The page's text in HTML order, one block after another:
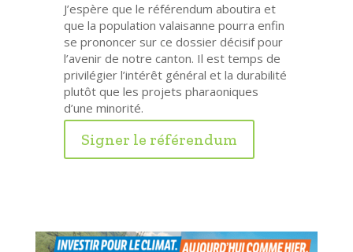
J’espère que le référendum aboutira et
que la population valaisanne pourra enfin
se prononcer sur ce dossier décisif pour
l’avenir de notre canton. Il est temps de
privilégier l’intérêt général et la durabilité
plutôt que les projets pharaoniques
d’une minorité.
Signer le référendum